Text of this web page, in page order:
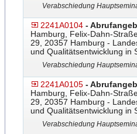
Verabschiedung
2241A0104 -
Hamburg, Felix-Dahn-
29, 20357 Hamburg -
und Qualitätsentwicklung in
Verabschiedung
2241A0105 -
Hamburg, Felix-Dahn-
29, 20357 Hamburg -
und Qualitätsentwicklung in
Verabschiedung